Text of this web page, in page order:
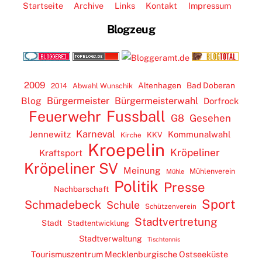
Startseite Archive Links Kontakt Impressum
Blogzeug
2009 2014 Abwahl Wunschik Altenhagen Bad Doberan
Blog Bürgermeister Bürgermeisterwahl Dorfrock
Feuerwehr Fussball G8 Gesehen
Jennewitz Karneval Kirche KKV
Kommunalwahl
Kraftsport
Kroepelin Kröpeliner
Kröpeliner SV Meinung Mühle Mühlenverein
Nachbarschaft Politik Presse
Schmadebeck Schule Schützenverein Sport
Stadt Stadtentwicklung Stadtvertretung
Stadtverwaltung Tischtennis
Tourismuszentrum Mecklenburgische Ostseeküste